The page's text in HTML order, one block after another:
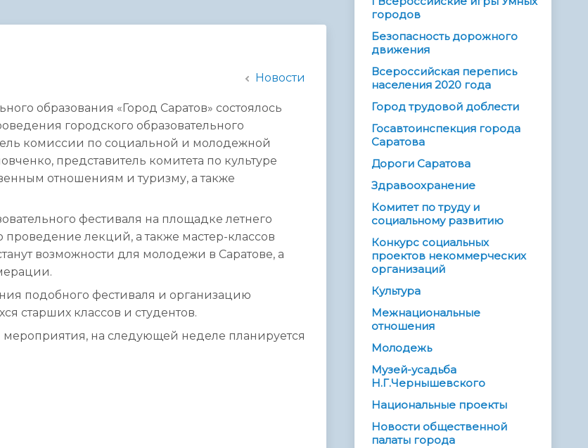
Новости
образования «Город Саратов» состоялось
городского образовательного
комиссии по социальной и молодежной
представитель комитета по культуре
отношениям и туризму, а также
фестиваля на площадке летнего
лекций, а также мастер-классов
возможности для молодежи в Саратове, а
подобного фестиваля и организацию
старших классов и студентов.
на следующей неделе планируется
городов
Безопасность дорожного
движения
Всероссийская перепись
населения 2020 года
Город трудовой доблести
Госавтоинспекция города
Саратова
Дороги Саратова
Здравоохранение
Комитет по труду и
социальному развитию
Конкурс социальных
проектов некоммерческих
организаций
Культура
Межнациональные
отношения
Молодежь
Музей-усадьба
Н.Г.Чернышевского
Национальные проекты
Новости общественной
палаты города